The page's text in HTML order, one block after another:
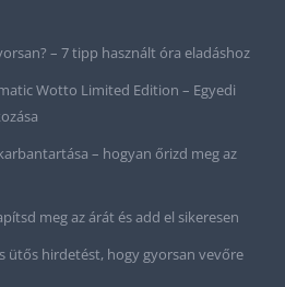
– 7 tipp használt óra eladáshoz
Wotto Limited Edition – Egyedi
– hogyan őrizd meg az
meg az árát és add el sikeresen
ütős hirdetést, hogy gyorsan vevőre